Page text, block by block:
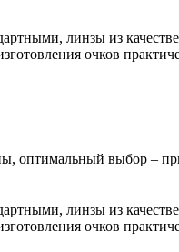
линзы из
очков
оптимальный выбор –
линзы из
очков